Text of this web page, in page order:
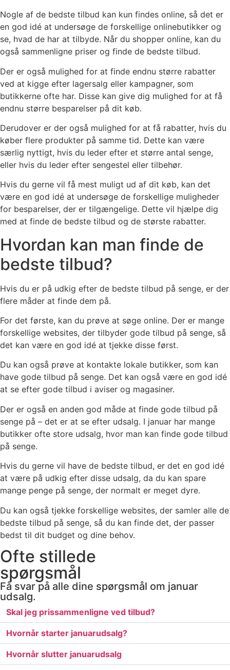
Nogle af de bedste tilbud kan kun findes online, så det er
en god idé at undersøge de forskellige onlinebutikker og
se, hvad de har at tilbyde. Når du shopper online, kan du
også sammenligne priser og finde de bedste tilbud.
Der er også mulighed for at finde endnu større rabatter
ved at kigge efter lagersalg eller kampagner, som
butikkerne ofte har. Disse kan give dig mulighed for at få
endnu større besparelser på dit køb.
Derudover er der også mulighed for at få rabatter, hvis du
køber flere produkter på samme tid. Dette kan være
særlig nyttigt, hvis du leder efter et større antal senge,
eller hvis du leder efter sengestel eller tilbehør.
Hvis du gerne vil få mest muligt ud af dit køb, kan det
være en god idé at undersøge de forskellige muligheder
for besparelser, der er tilgængelige. Dette vil hjælpe dig
med at finde de bedste tilbud og de største rabatter.
Hvordan kan man finde de
bedste tilbud?
Hvis du er på udkig efter de bedste tilbud på senge, er der
flere måder at finde dem på.
For det første, kan du prøve at søge online. Der er mange
forskellige websites, der tilbyder gode tilbud på senge, så
det kan være en god idé at tjekke disse først.
Du kan også prøve at kontakte lokale butikker, som kan
have gode tilbud på senge. Det kan også være en god idé
at se efter gode tilbud i aviser og magasiner.
Der er også en anden god måde at finde gode tilbud på
senge på – det er at se efter udsalg. I januar har mange
butikker ofte store udsalg, hvor man kan finde gode tilbud
på senge.
Hvis du gerne vil have de bedste tilbud, er det en god idé
at være på udkig efter disse udsalg, da du kan spare
mange penge på senge, der normalt er meget dyre.
Du kan også tjekke forskellige websites, der samler alle de
bedste tilbud på senge, så du kan finde det, der passer
bedst til dit budget og dine behov.
Ofte stillede
spørgsmål
Få svar på alle dine spørgsmål om januar
udsalg.
Skal jeg prissammenligne ved tilbud?
Hvornår starter januarudsalg?
Hvornår slutter januarudsalg